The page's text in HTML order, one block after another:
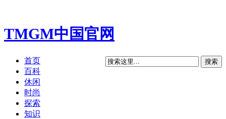
TMGM中国官网
首页
百科
休闲
时尚
探索
知识